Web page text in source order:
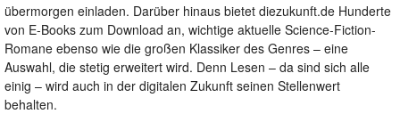
übermorgen einladen. Darüber hinaus bietet diezukunft.de Hunderte
von E-Books zum Download an, wichtige aktuelle Science-Fiction-
Romane ebenso wie die großen Klassiker des Genres – eine
Auswahl, die stetig erweitert wird. Denn Lesen – da sind sich alle
einig – wird auch in der digitalen Zukunft seinen Stellenwert
behalten.